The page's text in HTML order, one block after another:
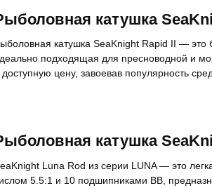
катушка
катушка SeaKnight Rapid II —
подходящая для пресноводной и
доступную цену, завоевав популярность
катушка
Luna Rod из серии LUNA — это
5.5:1 и 10 подшипниками BB,